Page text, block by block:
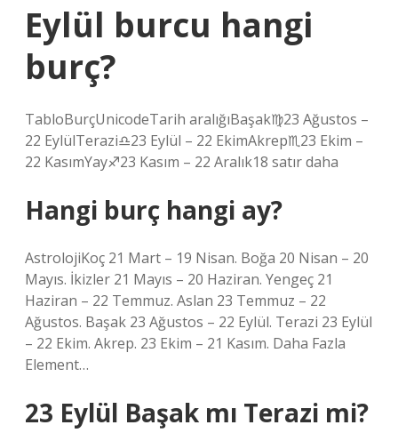
Eylül burcu hangi
burç?
TabloBurçUnicodeTarih aralığıBaşak♍︎23 Ağustos –
22 EylülTerazi♎︎23 Eylül – 22 EkimAkrep♏︎23 Ekim –
22 KasımYay♐︎23 Kasım – 22 Aralık18 satır daha
Hangi burç hangi ay?
AstrolojiKoç 21 Mart – 19 Nisan. Boğa 20 Nisan – 20
Mayıs. İkizler 21 Mayıs – 20 Haziran. Yengeç 21
Haziran – 22 Temmuz. Aslan 23 Temmuz – 22
Ağustos. Başak 23 Ağustos – 22 Eylül. Terazi 23 Eylül
– 22 Ekim. Akrep. 23 Ekim – 21 Kasım. Daha Fazla
Element…
23 Eylül Başak mı Terazi mi?